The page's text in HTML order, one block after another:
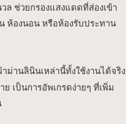
ล ช่วยกรองแสงแดดที่ส่องเข้า
ห้องนอน หรือห้องรับประทาน
าม่านลินินเหล่านี้ทั้งใช้งานได้จริง
เป็นการอัพเกรดง่ายๆ ที่เพิ่ม